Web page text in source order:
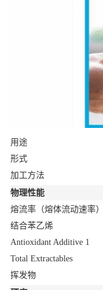
用途
形式
加工方法
物理性能
熔流率（熔体流动速率）
结合苯乙烯
Antioxidant Additive 1
Total Extractables
挥发物